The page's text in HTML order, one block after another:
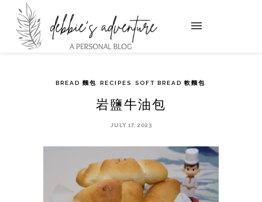
BREAD 麵包 RECIPES SOFT BREAD 軟麵包
岩鹽牛油包
JULY 17, 2023